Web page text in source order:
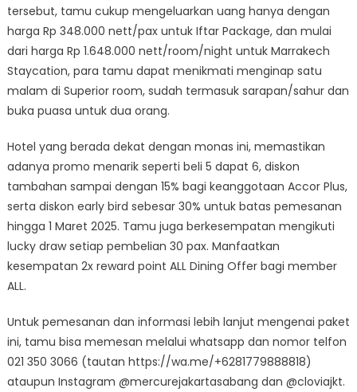
tersebut, tamu cukup mengeluarkan uang hanya dengan
harga Rp 348.000 nett/pax untuk Iftar Package, dan mulai
dari harga Rp 1.648.000 nett/room/night untuk Marrakech
Staycation, para tamu dapat menikmati menginap satu
malam di Superior room, sudah termasuk sarapan/sahur dan
buka puasa untuk dua orang.
Hotel yang berada dekat dengan monas ini, memastikan
adanya promo menarik seperti beli 5 dapat 6, diskon
tambahan sampai dengan 15% bagi keanggotaan Accor Plus,
serta diskon early bird sebesar 30% untuk batas pemesanan
hingga 1 Maret 2025. Tamu juga berkesempatan mengikuti
lucky draw setiap pembelian 30 pax. Manfaatkan
kesempatan 2x reward point ALL Dining Offer bagi member
ALL.
Untuk pemesanan dan informasi lebih lanjut mengenai paket
ini, tamu bisa memesan melalui whatsapp dan nomor telfon
021 350 3066 (tautan https://wa.me/+6281779888818)
ataupun Instagram @mercurejakartasabang dan @cloviajkt.